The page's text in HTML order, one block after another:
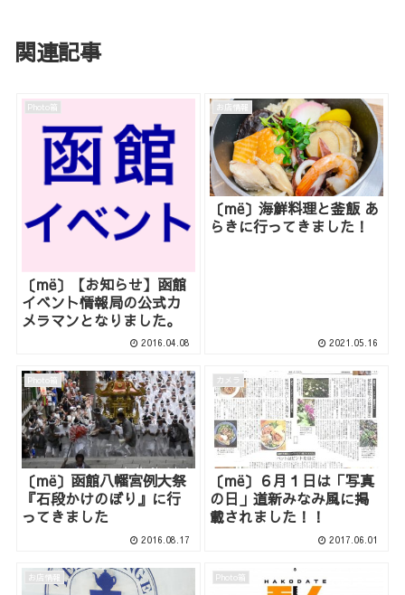
関連記事
Photo箱
〔më〕【お知らせ】函館
イベント情報局の公式カ
メラマンとなりました。
2016.04.08
お店情報
〔më〕海鮮料理と釜飯 あ
らきに行ってきました！
2021.05.16
Photo箱
〔më〕函館八幡宮例大祭
『石段かけのぼり』に行
ってきました
2016.08.17
カメラ
〔më〕６月１日は「写真
の日」道新みなみ風に掲
載されました！！
2017.06.01
お店情報 Photo箱